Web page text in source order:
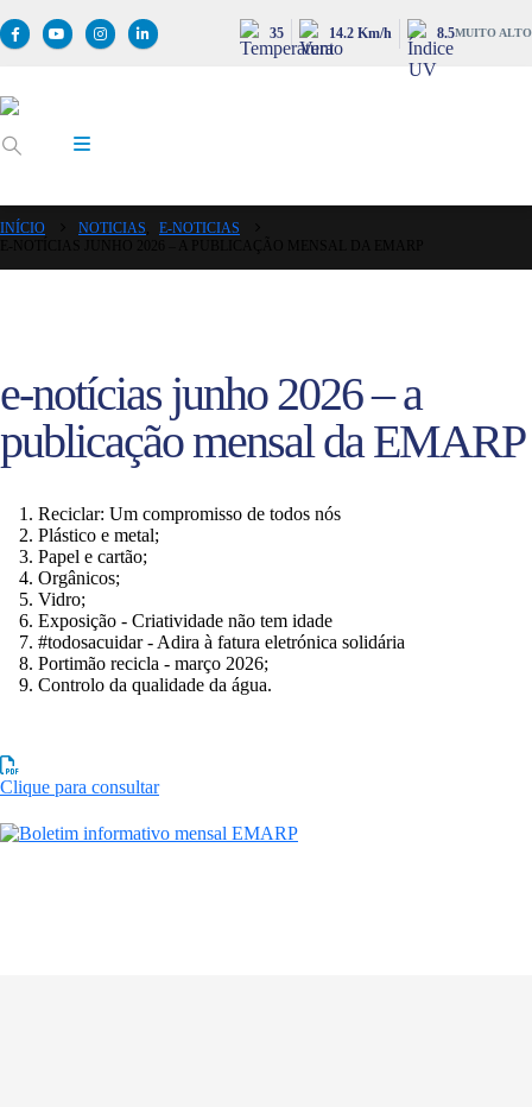
35 14.2 Km/h 8.5MUITO ALTO
INÍCIO NOTICIAS
E-NOTICIAS
e-notícias junho 2026 – a
publicação mensal da EMARP
Reciclar: Um compromisso de todos nós
Plástico e metal;
Papel e cartão;
Orgânicos;
Vidro;
Exposição - Criatividade não tem idade
#todosacuidar - Adira à fatura eletrónica solidária
Portimão recicla - março 2026;
Controlo da qualidade da água.
Clique para consultar